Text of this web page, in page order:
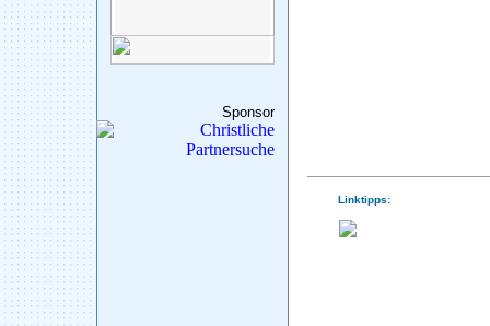
Sponsor
Linktipps: